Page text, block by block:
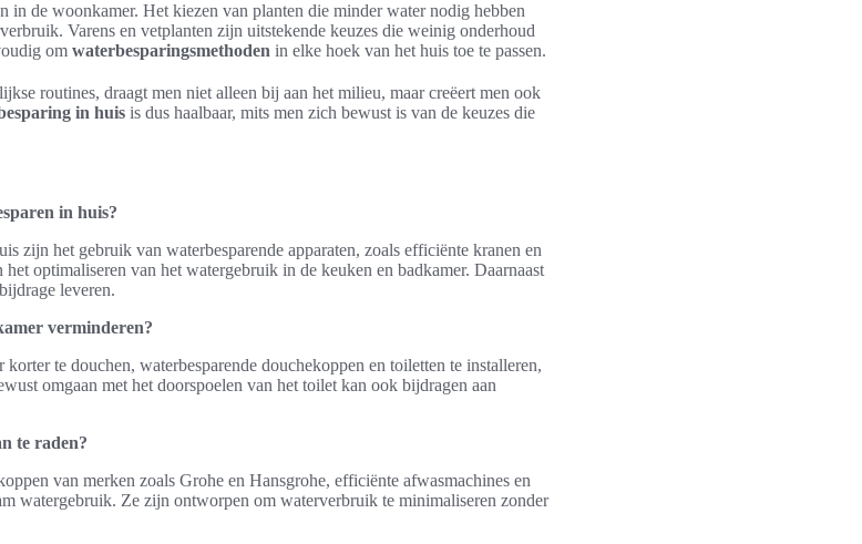
in de woonkamer. Het kiezen van planten die minder water nodig hebben
Varens en vetplanten zijn uitstekende keuzes die weinig onderhoud
om waterbesparingsmethoden in elke hoek van het huis toe te passen.
routines, draagt men niet alleen bij aan het milieu, maar creëert men ook
in huis is dus haalbaar, mits men zich bewust is van de keuzes die
in huis?
zijn het gebruik van waterbesparende apparaten, zoals efficiënte kranen en
optimaliseren van het watergebruik in de keuken en badkamer. Daarnaast
leveren.
verminderen?
te douchen, waterbesparende douchekoppen en toiletten te installeren,
omgaan met het doorspoelen van het toilet kan ook bijdragen aan
te raden?
van merken zoals Grohe en Hansgrohe, efficiënte afwasmachines en
watergebruik. Ze zijn ontworpen om waterverbruik te minimaliseren zonder